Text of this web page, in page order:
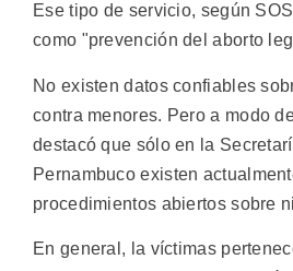
Ese tipo de servicio, según
como "prevención del aborto
No existen datos confiables
contra menores. Pero a modo
destacó que sólo en la
Pernambuco existen
procedimientos abiertos sobre
En general, la víctimas